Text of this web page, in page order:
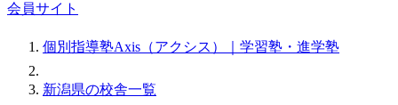
会員サイト
個別指導塾Axis（アクシス）｜学習塾・進学塾
新潟県の校舎一覧